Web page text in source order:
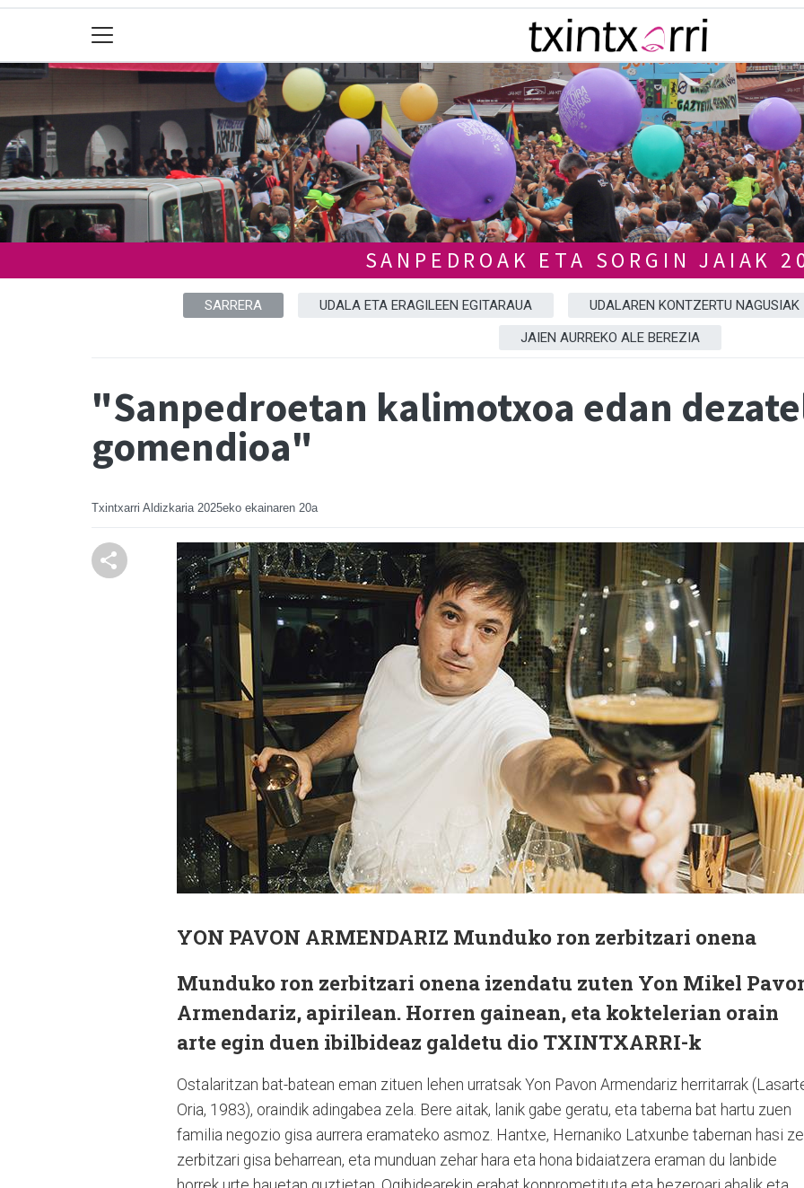
SANPEDROAK ETA SORGIN JAIAK
SARRERA UDALA ETA ERAGILEEN EGITARAUA UDALAREN KONTZERTU NAGUSIAK
JAIEN AURREKO ALE BEREZIA
"Sanpedroetan kalimotxoa edan
gomendioa"
Txintxarri Aldizkaria 2025eko ekainaren 20a
YON PAVON ARMENDARIZ Munduko ron zerbitzari onena
Munduko ron zerbitzari onena izendatu zuten Yon Mikel
Armendariz, apirilean. Horren gainean, eta koktelerian orain
arte egin duen ibilbideaz galdetu dio TXINTXARRI-k
Ostalaritzan bat-batean eman zituen lehen urratsak Yon Pavon Armendariz herritarrak
Oria, 1983), oraindik adingabea zela. Bere aitak, lanik gabe geratu, eta taberna bat hartu zuen
familia negozio gisa aurrera eramateko asmoz. Hantxe, Hernaniko Latxunbe tabernan hasi
zerbitzari gisa beharrean, eta munduan zehar hara eta hona bidaiatzera eraman du lanbide